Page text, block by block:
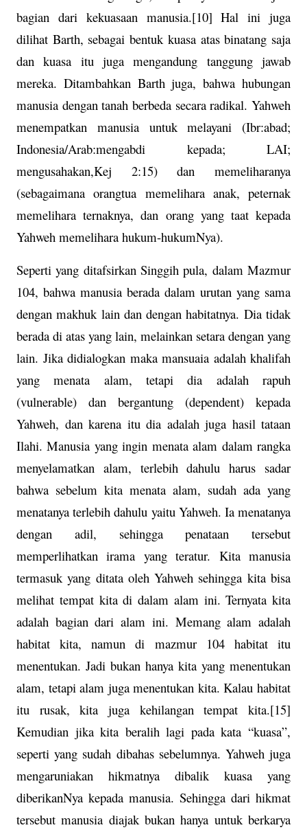
bagian dari kekuasaan manusia.[10] Hal ini juga
dilihat Barth, sebagai bentuk kuasa atas binatang saja
dan kuasa itu juga mengandung tanggung jawab
mereka. Ditambahkan Barth juga, bahwa hubungan
manusia dengan tanah berbeda secara radikal. Yahweh
menempatkan manusia untuk melayani (Ibr:abad;
Indonesia/Arab:mengabdi kepada; LAI;
mengusahakan,Kej 2:15) dan memeliharanya
(sebagaimana orangtua memelihara anak, peternak
memelihara ternaknya, dan orang yang taat kepada
Yahweh memelihara hukum-hukumNya).
Seperti yang ditafsirkan Singgih pula, dalam Mazmur
104, bahwa manusia berada dalam urutan yang sama
dengan makhuk lain dan dengan habitatnya. Dia tidak
berada di atas yang lain, melainkan setara dengan yang
lain. Jika didialogkan maka mansuaia adalah khalifah
yang menata alam, tetapi dia adalah rapuh
(vulnerable) dan bergantung (dependent) kepada
Yahweh, dan karena itu dia adalah juga hasil tataan
Ilahi. Manusia yang ingin menata alam dalam rangka
menyelamatkan alam, terlebih dahulu harus sadar
bahwa sebelum kita menata alam, sudah ada yang
menatanya terlebih dahulu yaitu Yahweh. Ia menatanya
dengan adil, sehingga penataan tersebut
memperlihatkan irama yang teratur. Kita manusia
termasuk yang ditata oleh Yahweh sehingga kita bisa
melihat tempat kita di dalam alam ini. Ternyata kita
adalah bagian dari alam ini. Memang alam adalah
habitat kita, namun di mazmur 104 habitat itu
menentukan. Jadi bukan hanya kita yang menentukan
alam, tetapi alam juga menentukan kita. Kalau habitat
itu rusak, kita juga kehilangan tempat kita.[15]
Kemudian jika kita beralih lagi pada kata “kuasa”,
seperti yang sudah dibahas sebelumnya. Yahweh juga
mengaruniakan hikmatnya dibalik kuasa yang
diberikanNya kepada manusia. Sehingga dari hikmat
tersebut manusia diajak bukan hanya untuk berkarya